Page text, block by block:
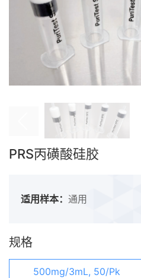
PRS丙磺酸硅胶
适用样本： 通用
规格
500mg/3mL, 50/Pk